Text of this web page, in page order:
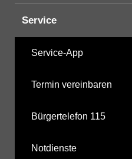
Service
Service-App
Termin vereinbaren
Bürgertelefon 115
Notdienste